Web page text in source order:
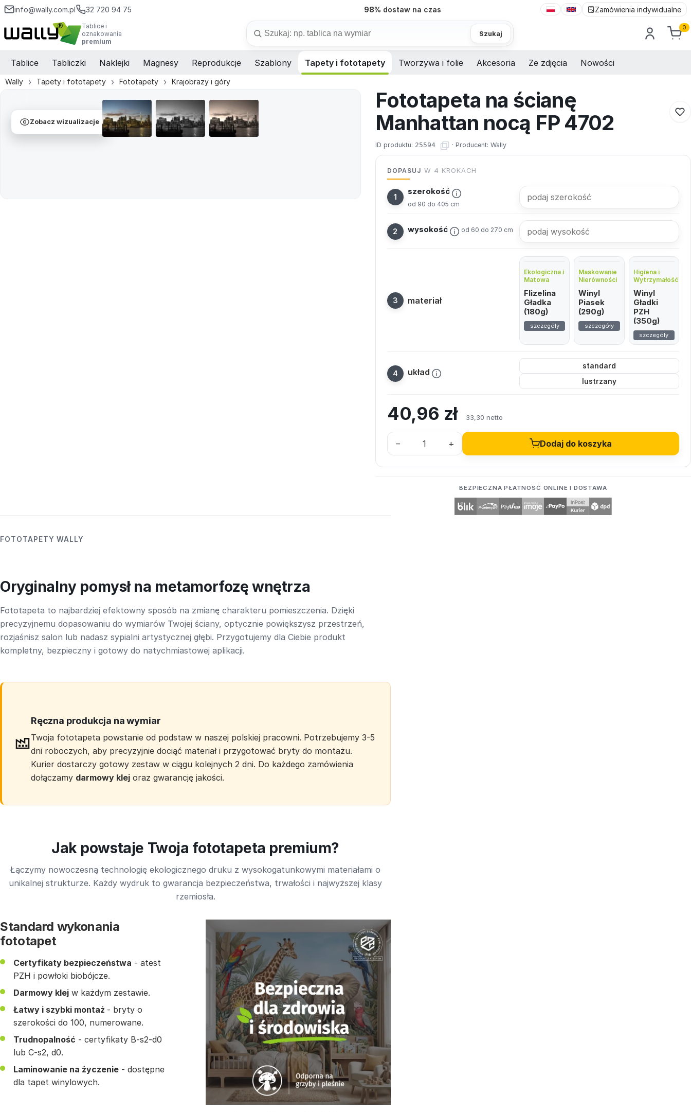
info@wally.com.pl 32 720 94 75 7 dniprodukcja na wymiar Zamówienia indywidualne
Tablice i
oznakowania
premium
Szukaj
0
Tablice Tabliczki Naklejki Magnesy Reprodukcje Szablony Tapety i fototapety Tworzywa i folie Akcesoria Ze zdjęcia Nowości
Wally Tapety i fototapety Fototapety Krajobrazy i góry
Zobacz wizualizacje
Fototapeta na ścianę
Manhattan nocą FP 4702
ID produktu: 25594 · Producent: Wally
DOPASUJ W 4 KROKACH
szerokość
od 90 do 405 cm
wysokość od 60 do 270 cm
materiał
Ekologiczna i
Matowa
Flizelina
Gładka
(180g)
szczegóły
Maskowanie
Nierówności
Winyl
Piasek
(290g)
szczegóły
Higiena i
Wytrzymałość
Winyl
Gładki
PZH
(350g)
szczegóły
układ
standard
lustrzany
40,96 zł 33,30 netto
– + Dodaj do koszyka
BEZPIECZNA PŁATNOŚĆ ONLINE I DOSTAWA
FOTOTAPETY WALLY
Oryginalny pomysł na metamorfozę wnętrza
Fototapeta to najbardziej efektowny sposób na zmianę charakteru pomieszczenia. Dzięki
precyzyjnemu dopasowaniu do wymiarów Twojej ściany, optycznie powiększysz przestrzeń,
rozjaśnisz salon lub nadasz sypialni artystycznej głębi. Przygotujemy dla Ciebie produkt
kompletny, bezpieczny i gotowy do natychmiastowej aplikacji.
Ręczna produkcja na wymiar
Twoja fototapeta powstanie od podstaw w naszej polskiej pracowni. Potrzebujemy 3-5
dni roboczych, aby precyzyjnie dociąć materiał i przygotować bryty do montażu.
Kurier dostarczy gotowy zestaw w ciągu kolejnych 2 dni. Do każdego zamówienia
dołączamy darmowy klej oraz gwarancję jakości.
Jak powstaje Twoja fototapeta premium?
Łączymy nowoczesną technologię ekologicznego druku z wysokogatunkowymi materiałami o
unikalnej strukturze. Każdy wydruk to gwarancja bezpieczeństwa, trwałości i najwyższej klasy
rzemiosła.
Standard wykonania
fototapet
Certyfikaty bezpieczeństwa - atest
PZH i powłoki biobójcze.
Darmowy klej w każdym zestawie.
Łatwy i szybki montaż - bryty o
szerokości do 100, numerowane.
Trudnopalność - certyfikaty B-s2-d0
lub C-s2, d0.
Laminowanie na życzenie - dostępne
dla tapet winylowych.